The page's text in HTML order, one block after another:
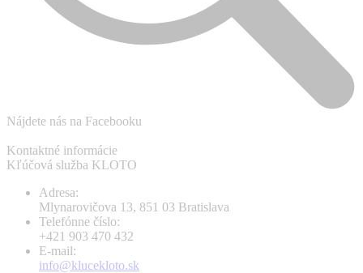
Nájdete nás na Facebooku
Kontaktné informácie
Kľúčová služba KLOTO
Adresa:
Mlynarovičova 13, 851 03 Bratislava
Telefónne číslo:
+421 903 470 432
E-mail:
info@klucekloto.sk